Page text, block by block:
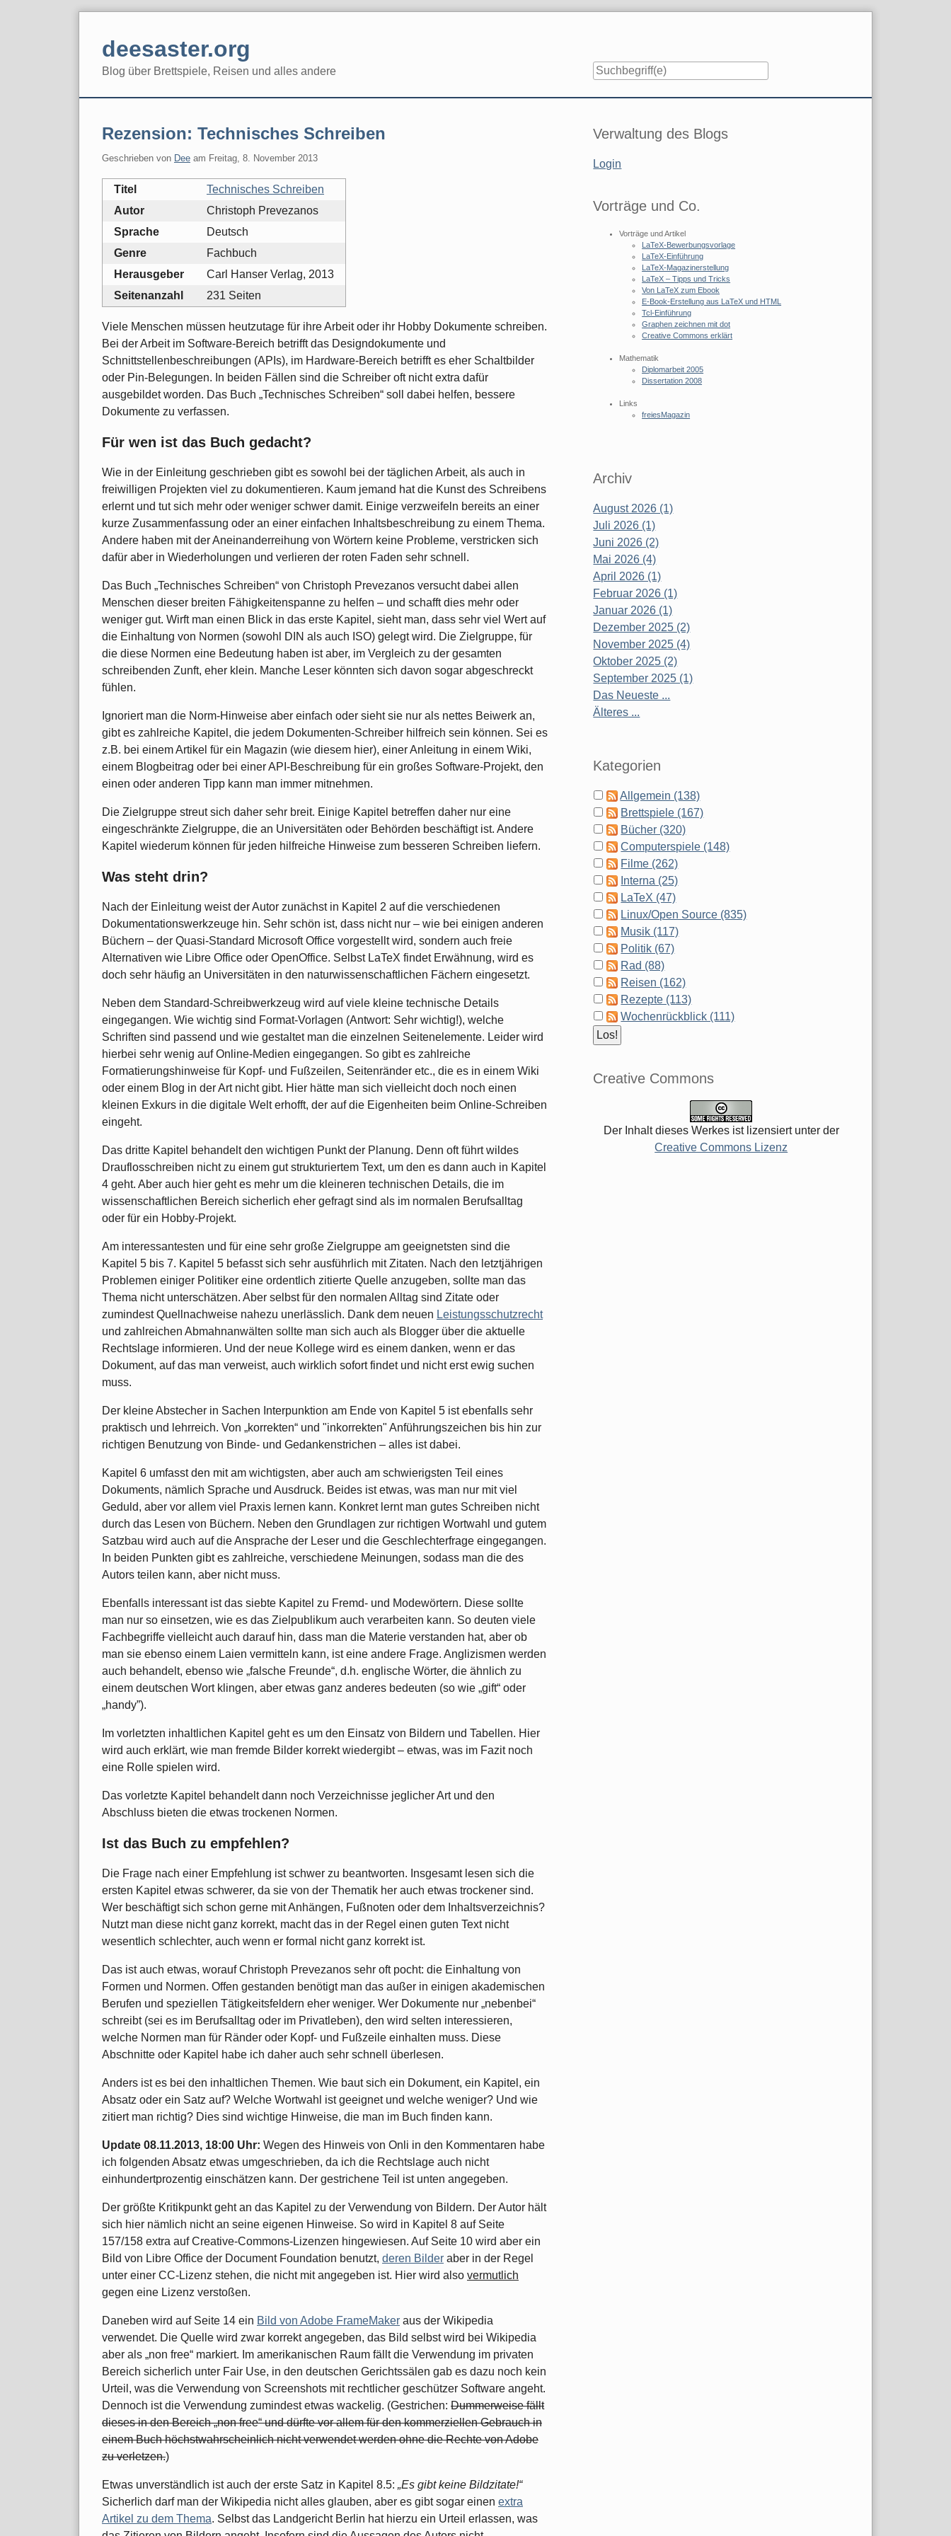
deesaster.org
Blog über Brettspiele, Reisen und alles andere
Rezension: Technisches Schreiben
Geschrieben von Dee am Freitag, 8. November 2013
Titel
Technisches Schreiben
Autor
Christoph Prevezanos
Sprache
Deutsch
Genre
Fachbuch
Herausgeber
Carl Hanser Verlag, 2013
Seitenanzahl
231 Seiten
Viele Menschen müssen heutzutage für ihre Arbeit oder ihr Hobby Dokumente schreiben.
Bei der Arbeit im Software-Bereich betrifft das Designdokumente und
Schnittstellenbeschreibungen (APIs), im Hardware-Bereich betrifft es eher Schaltbilder
oder Pin-Belegungen. In beiden Fällen sind die Schreiber oft nicht extra dafür
ausgebildet worden. Das Buch „Technisches Schreiben“ soll dabei helfen, bessere
Dokumente zu verfassen.
Für wen ist das Buch gedacht?
Wie in der Einleitung geschrieben gibt es sowohl bei der täglichen Arbeit, als auch in
freiwilligen Projekten viel zu dokumentieren. Kaum jemand hat die Kunst des Schreibens
erlernt und tut sich mehr oder weniger schwer damit. Einige verzweifeln bereits an einer
kurze Zusammenfassung oder an einer einfachen Inhaltsbeschreibung zu einem Thema.
Andere haben mit der Aneinanderreihung von Wörtern keine Probleme, verstricken sich
dafür aber in Wiederholungen und verlieren der roten Faden sehr schnell.
Das Buch „Technisches Schreiben“ von Christoph Prevezanos versucht dabei allen
Menschen dieser breiten Fähigkeitenspanne zu helfen – und schafft dies mehr oder
weniger gut. Wirft man einen Blick in das erste Kapitel, sieht man, dass sehr viel Wert auf
die Einhaltung von Normen (sowohl DIN als auch ISO) gelegt wird. Die Zielgruppe, für
die diese Normen eine Bedeutung haben ist aber, im Vergleich zu der gesamten
schreibenden Zunft, eher klein. Manche Leser könnten sich davon sogar abgeschreckt
fühlen.
Ignoriert man die Norm-Hinweise aber einfach oder sieht sie nur als nettes Beiwerk an,
gibt es zahlreiche Kapitel, die jedem Dokumenten-Schreiber hilfreich sein können. Sei es
z.B. bei einem Artikel für ein Magazin (wie diesem hier), einer Anleitung in einem Wiki,
einem Blogbeitrag oder bei einer API-Beschreibung für ein großes Software-Projekt, den
einen oder anderen Tipp kann man immer mitnehmen.
Die Zielgruppe streut sich daher sehr breit. Einige Kapitel betreffen daher nur eine
eingeschränkte Zielgruppe, die an Universitäten oder Behörden beschäftigt ist. Andere
Kapitel wiederum können für jeden hilfreiche Hinweise zum besseren Schreiben liefern.
Was steht drin?
Nach der Einleitung weist der Autor zunächst in Kapitel 2 auf die verschiedenen
Dokumentationswerkzeuge hin. Sehr schön ist, dass nicht nur – wie bei einigen anderen
Büchern – der Quasi-Standard Microsoft Office vorgestellt wird, sondern auch freie
Alternativen wie Libre Office oder OpenOffice. Selbst LaTeX findet Erwähnung, wird es
doch sehr häufig an Universitäten in den naturwissenschaftlichen Fächern eingesetzt.
Neben dem Standard-Schreibwerkzeug wird auf viele kleine technische Details
eingegangen. Wie wichtig sind Format-Vorlagen (Antwort: Sehr wichtig!), welche
Schriften sind passend und wie gestaltet man die einzelnen Seitenelemente. Leider wird
hierbei sehr wenig auf Online-Medien eingegangen. So gibt es zahlreiche
Formatierungshinweise für Kopf- und Fußzeilen, Seitenränder etc., die es in einem Wiki
oder einem Blog in der Art nicht gibt. Hier hätte man sich vielleicht doch noch einen
kleinen Exkurs in die digitale Welt erhofft, der auf die Eigenheiten beim Online-Schreiben
eingeht.
Das dritte Kapitel behandelt den wichtigen Punkt der Planung. Denn oft führt wildes
Drauflosschreiben nicht zu einem gut strukturiertem Text, um den es dann auch in Kapitel
4 geht. Aber auch hier geht es mehr um die kleineren technischen Details, die im
wissenschaftlichen Bereich sicherlich eher gefragt sind als im normalen Berufsalltag
oder für ein Hobby-Projekt.
Am interessantesten und für eine sehr große Zielgruppe am geeignetsten sind die
Kapitel 5 bis 7. Kapitel 5 befasst sich sehr ausführlich mit Zitaten. Nach den letztjährigen
Problemen einiger Politiker eine ordentlich zitierte Quelle anzugeben, sollte man das
Thema nicht unterschätzen. Aber selbst für den normalen Alltag sind Zitate oder
zumindest Quellnachweise nahezu unerlässlich. Dank dem neuen Leistungsschutzrecht
und zahlreichen Abmahnanwälten sollte man sich auch als Blogger über die aktuelle
Rechtslage informieren. Und der neue Kollege wird es einem danken, wenn er das
Dokument, auf das man verweist, auch wirklich sofort findet und nicht erst ewig suchen
muss.
Der kleine Abstecher in Sachen Interpunktion am Ende von Kapitel 5 ist ebenfalls sehr
praktisch und lehrreich. Von „korrekten“ und "inkorrekten" Anführungszeichen bis hin zur
richtigen Benutzung von Binde- und Gedankenstrichen – alles ist dabei.
Kapitel 6 umfasst den mit am wichtigsten, aber auch am schwierigsten Teil eines
Dokuments, nämlich Sprache und Ausdruck. Beides ist etwas, was man nur mit viel
Geduld, aber vor allem viel Praxis lernen kann. Konkret lernt man gutes Schreiben nicht
durch das Lesen von Büchern. Neben den Grundlagen zur richtigen Wortwahl und gutem
Satzbau wird auch auf die Ansprache der Leser und die Geschlechterfrage eingegangen.
In beiden Punkten gibt es zahlreiche, verschiedene Meinungen, sodass man die des
Autors teilen kann, aber nicht muss.
Ebenfalls interessant ist das siebte Kapitel zu Fremd- und Modewörtern. Diese sollte
man nur so einsetzen, wie es das Zielpublikum auch verarbeiten kann. So deuten viele
Fachbegriffe vielleicht auch darauf hin, dass man die Materie verstanden hat, aber ob
man sie ebenso einem Laien vermitteln kann, ist eine andere Frage. Anglizismen werden
auch behandelt, ebenso wie „falsche Freunde“, d.h. englische Wörter, die ähnlich zu
einem deutschen Wort klingen, aber etwas ganz anderes bedeuten (so wie „gift“ oder
„handy”).
Im vorletzten inhaltlichen Kapitel geht es um den Einsatz von Bildern und Tabellen. Hier
wird auch erklärt, wie man fremde Bilder korrekt wiedergibt – etwas, was im Fazit noch
eine Rolle spielen wird.
Das vorletzte Kapitel behandelt dann noch Verzeichnisse jeglicher Art und den
Abschluss bieten die etwas trockenen Normen.
Ist das Buch zu empfehlen?
Die Frage nach einer Empfehlung ist schwer zu beantworten. Insgesamt lesen sich die
ersten Kapitel etwas schwerer, da sie von der Thematik her auch etwas trockener sind.
Wer beschäftigt sich schon gerne mit Anhängen, Fußnoten oder dem Inhaltsverzeichnis?
Nutzt man diese nicht ganz korrekt, macht das in der Regel einen guten Text nicht
wesentlich schlechter, auch wenn er formal nicht ganz korrekt ist.
Das ist auch etwas, worauf Christoph Prevezanos sehr oft pocht: die Einhaltung von
Formen und Normen. Offen gestanden benötigt man das außer in einigen akademischen
Berufen und speziellen Tätigkeitsfeldern eher weniger. Wer Dokumente nur „nebenbei“
schreibt (sei es im Berufsalltag oder im Privatleben), den wird selten interessieren,
welche Normen man für Ränder oder Kopf- und Fußzeile einhalten muss. Diese
Abschnitte oder Kapitel habe ich daher auch sehr schnell überlesen.
Anders ist es bei den inhaltlichen Themen. Wie baut sich ein Dokument, ein Kapitel, ein
Absatz oder ein Satz auf? Welche Wortwahl ist geeignet und welche weniger? Und wie
zitiert man richtig? Dies sind wichtige Hinweise, die man im Buch finden kann.
Update 08.11.2013, 18:00 Uhr: Wegen des Hinweis von Onli in den Kommentaren habe
ich folgenden Absatz etwas umgeschrieben, da ich die Rechtslage auch nicht
einhundertprozentig einschätzen kann. Der gestrichene Teil ist unten angegeben.
Der größte Kritikpunkt geht an das Kapitel zu der Verwendung von Bildern. Der Autor hält
sich hier nämlich nicht an seine eigenen Hinweise. So wird in Kapitel 8 auf Seite
157/158 extra auf Creative-Commons-Lizenzen hingewiesen. Auf Seite 10 wird aber ein
Bild von Libre Office der Document Foundation benutzt, deren Bilder aber in der Regel
unter einer CC-Lizenz stehen, die nicht mit angegeben ist. Hier wird also vermutlich
gegen eine Lizenz verstoßen.
Daneben wird auf Seite 14 ein Bild von Adobe FrameMaker aus der Wikipedia
verwendet. Die Quelle wird zwar korrekt angegeben, das Bild selbst wird bei Wikipedia
aber als „non free“ markiert. Im amerikanischen Raum fällt die Verwendung im privaten
Bereich sicherlich unter Fair Use, in den deutschen Gerichtssälen gab es dazu noch kein
Urteil, was die Verwendung von Screenshots mit rechtlicher geschützer Software angeht.
Dennoch ist die Verwendung zumindest etwas wackelig. (Gestrichen: Dummerweise fällt
dieses in den Bereich „non free“ und dürfte vor allem für den kommerziellen Gebrauch in
einem Buch höchstwahrscheinlich nicht verwendet werden ohne die Rechte von Adobe
zu verletzen.)
Etwas unverständlich ist auch der erste Satz in Kapitel 8.5: „Es gibt keine Bildzitate!“
Sicherlich darf man der Wikipedia nicht alles glauben, aber es gibt sogar einen extra
Artikel zu dem Thema. Selbst das Landgericht Berlin hat hierzu ein Urteil erlassen, was
Seitenleiste
Verwaltung des Blogs
Login
Vorträge und Co.
Vorträge und Artikel
LaTeX-Bewerbungsvorlage
LaTeX-Einführung
LaTeX-Magazinerstellung
LaTeX – Tipps und Tricks
Von LaTeX zum Ebook
E-Book-Erstellung aus LaTeX und HTML
Tcl-Einführung
Graphen zeichnen mit dot
Creative Commons erklärt
Mathematik
Diplomarbeit 2005
Dissertation 2008
Links
freiesMagazin
Archiv
August 2026 (1)
Juli 2026 (1)
Juni 2026 (2)
Mai 2026 (4)
April 2026 (1)
Februar 2026 (1)
Januar 2026 (1)
Dezember 2025 (2)
November 2025 (4)
Oktober 2025 (2)
September 2025 (1)
Das Neueste ...
Älteres ...
Kategorien
Allgemein (138)
Brettspiele (167)
Bücher (320)
Computerspiele (148)
Filme (262)
Interna (25)
LaTeX (47)
Linux/Open Source (835)
Musik (117)
Politik (67)
Rad (88)
Reisen (162)
Rezepte (113)
Wochenrückblick (111)
Creative Commons
Der Inhalt dieses Werkes ist lizensiert unter der
Creative Commons Lizenz